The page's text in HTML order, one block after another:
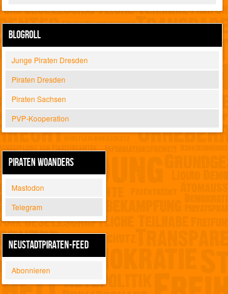
BLOGROLL
Junge Piraten Dresden
Piraten Dresden
Piraten Sachsen
PVP-Kooperation
PIRATEN WOANDERS
Mastodon
Telegram
NEUSTADTPIRATEN-FEED
Abonnieren